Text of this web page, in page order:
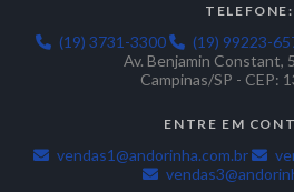
TELEFONE:
(19) 3731-3300 (19) 99223-
Av. Benjamin Constant,
Campinas/SP - CEP:
ENTRE EM
vendas1@andorinha.com.br